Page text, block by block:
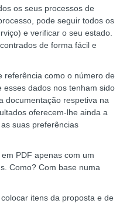
os seus processos de
pode seguir todos os
e verificar o seu estado.
de forma fácil e
referência como o número de
dados nos tenham sido
documentação respetiva na
oferecem-lhe ainda a
suas preferências
PDF apenas com um
Como? Com base numa
itens da proposta e de